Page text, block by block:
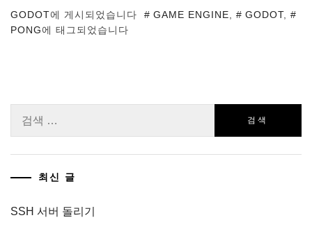
GODOT에 게시되었습니다 GAME ENGINE GODOT,
PONG에 태그되었습니다
최신 글
SSH 서버 돌리기